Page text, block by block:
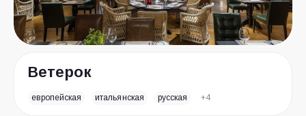
Ветерок
европейская итальянская русская +4